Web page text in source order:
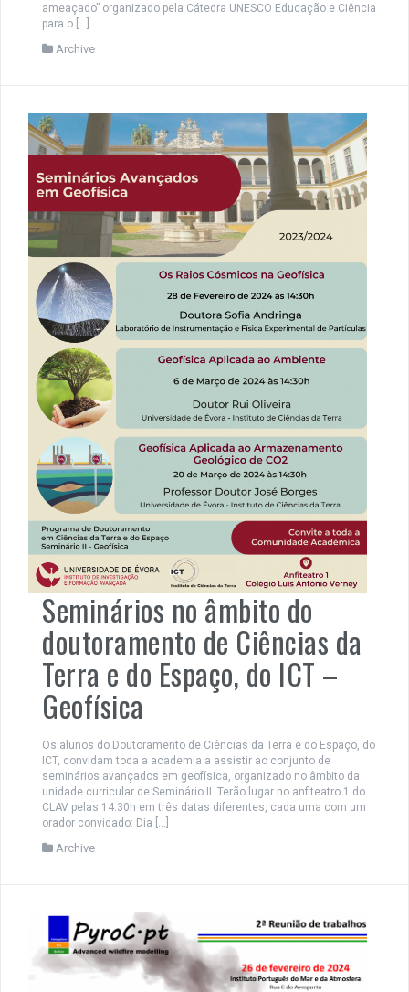
ameaçado” organizado pela Cátedra UNESCO Educação e Ciência
para o […]
Archive
Seminários no âmbito do
doutoramento de Ciências da
Terra e do Espaço, do ICT –
Geofísica
Os alunos do Doutoramento de Ciências da Terra e do Espaço, do
ICT, convidam toda a academia a assistir ao conjunto de
seminários avançados em geofísica, organizado no âmbito da
unidade curricular de Seminário II. Terão lugar no anfiteatro 1 do
CLAV pelas 14:30h em três datas diferentes, cada uma com um
orador convidado: Dia […]
Archive